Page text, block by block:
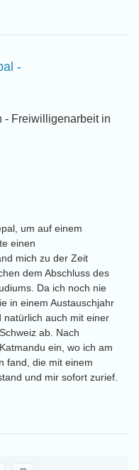
-
- Freiwilligenarbeit in
um auf einem
einen
mich zu der Zeit
dem Abschluss des
Da ich noch nie
in einem Austauschjahr
natürlich auch mit einer
ab. Nach
ein, wo ich am
fand, die mit einem
und mir sofort zurief.